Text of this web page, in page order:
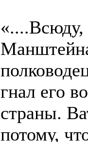
«....Всюду,
гнал его
страны.
потому,